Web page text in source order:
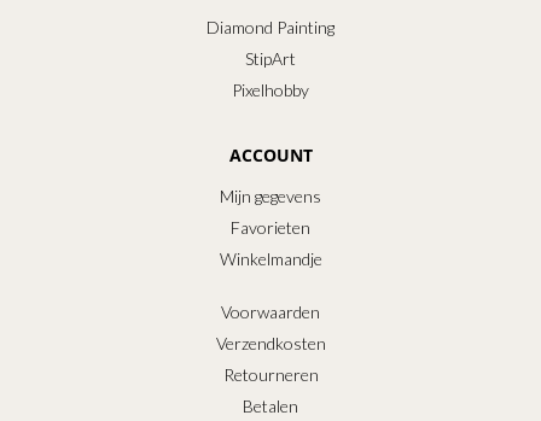
Diamond Painting
StipArt
Pixelhobby
ACCOUNT
Mijn gegevens
Favorieten
Winkelmandje
Voorwaarden
Verzendkosten
Retourneren
Betalen